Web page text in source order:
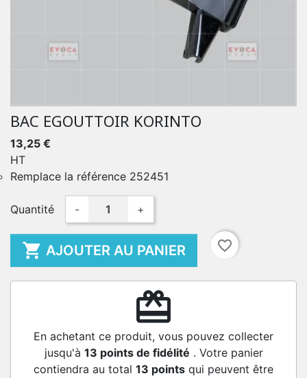
BAC EGOUTTOIR KORINTO
13,25 €
HT
Remplace la référence 252451
Quantité - +
 AJOUTER AU PANIER favorite_border
redeem
En achetant ce produit, vous pouvez collecter
jusqu'à 13 points de fidélité . Votre panier
contiendra au total 13 points qui peuvent être